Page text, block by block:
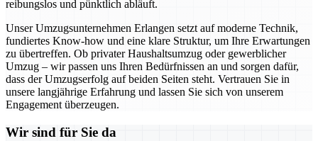
reibungslos und pünktlich abläuft.
Unser Umzugsunternehmen Erlangen setzt auf moderne Technik,
fundiertes Know-how und eine klare Struktur, um Ihre Erwartungen
zu übertreffen. Ob privater Haushaltsumzug oder gewerblicher
Umzug – wir passen uns Ihren Bedürfnissen an und sorgen dafür,
dass der Umzugserfolg auf beiden Seiten steht. Vertrauen Sie in
unsere langjährige Erfahrung und lassen Sie sich von unserem
Engagement überzeugen.
Wir sind für Sie da